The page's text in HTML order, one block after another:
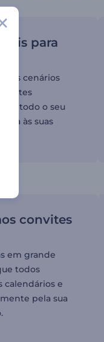
para
cenários
todo o seu
às suas
convites
em grande
todos
calendários e
pela sua